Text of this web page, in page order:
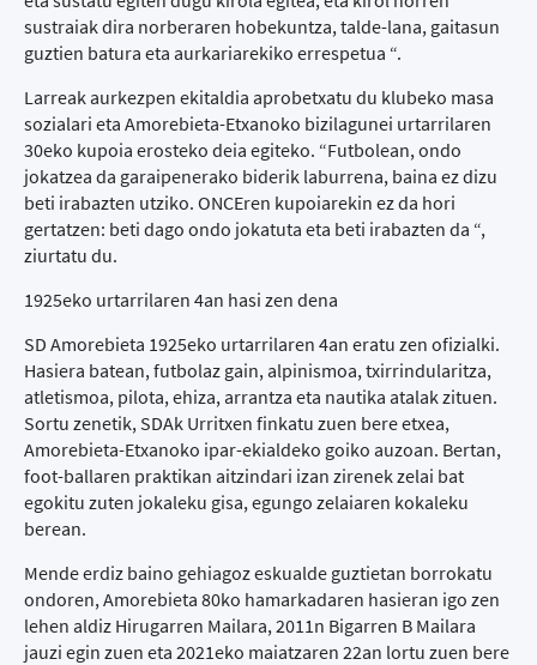
sustraiak dira norberaren hobekuntza, talde-lana, gaitasun
guztien batura eta aurkariarekiko errespetua “.
Larreak aurkezpen ekitaldia aprobetxatu du klubeko masa
sozialari eta Amorebieta-Etxanoko bizilagunei urtarrilaren
30eko kupoia erosteko deia egiteko. “Futbolean, ondo
jokatzea da garaipenerako biderik laburrena, baina ez dizu
beti irabazten utziko. ONCEren kupoiarekin ez da hori
gertatzen: beti dago ondo jokatuta eta beti irabazten da “,
ziurtatu du.
1925eko urtarrilaren 4an hasi zen dena
SD Amorebieta 1925eko urtarrilaren 4an eratu zen ofizialki.
Hasiera batean, futbolaz gain, alpinismoa, txirrindularitza,
atletismoa, pilota, ehiza, arrantza eta nautika atalak zituen.
Sortu zenetik, SDAk Urritxen finkatu zuen bere etxea,
Amorebieta-Etxanoko ipar-ekialdeko goiko auzoan. Bertan,
foot-ballaren praktikan aitzindari izan zirenek zelai bat
egokitu zuten jokaleku gisa, egungo zelaiaren kokaleku
berean.
Mende erdiz baino gehiagoz eskualde guztietan borrokatu
ondoren, Amorebieta 80ko hamarkadaren hasieran igo zen
lehen aldiz Hirugarren Mailara, 2011n Bigarren B Mailara
jauzi egin zuen eta 2021eko maiatzaren 22an lortu zuen bere